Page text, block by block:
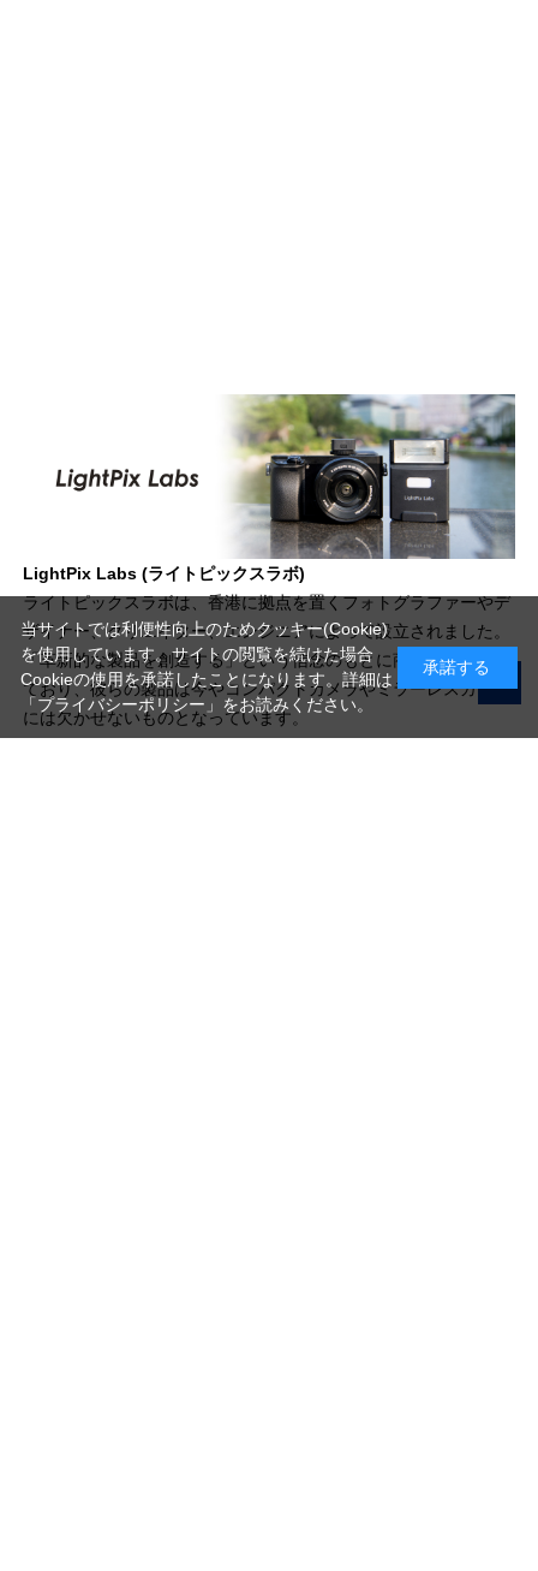
LightPix Labs (ライトピックスラボ)
ライトピックスラボは、香港に拠点を置くフォトグラファーやデ
ザイナー、クリエイター、エンジニアによって設立されました。
「革新的な製品を創造する」という信念のもとに商品開発を進め
ており、彼らの製品は今やコンパクトカメラやミラーレスカメラ
には欠かせないものとなっています。
当サイトでは利便性向上のためクッキー(Cookie)
を使用しています。サイトの閲覧を続けた場合
Cookieの使用を承諾したことになります。詳細は
「プライバシーポリシー」 をお読みください。
承諾する